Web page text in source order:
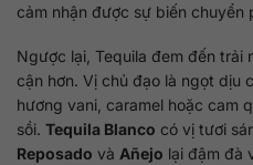
cảm nhận được sự biến
Ngược lại, Tequila đem đến trải
cận hơn. Vị chủ đạo là ngọt dịu
hương vani, caramel hoặc cam
sồi. Tequila Blanco có vị tươi
Reposado và Añejo lại đậm đà